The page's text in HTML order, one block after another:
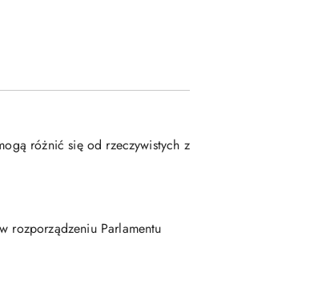
różnić się od rzeczywistych z
rozporządzeniu Parlamentu